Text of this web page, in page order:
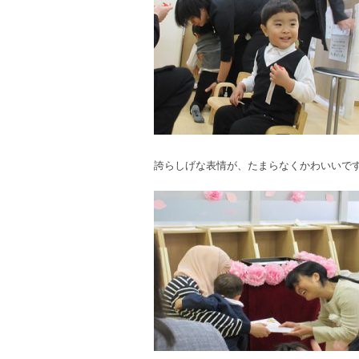
誇らしげな表情が、たまらなくかわいいで